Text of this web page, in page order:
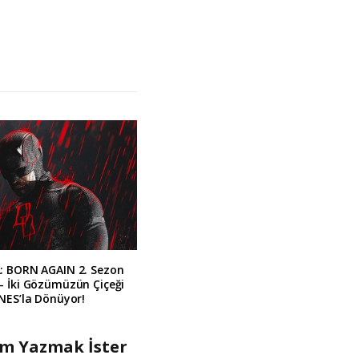
BORN AGAIN 2. Sezon
İki Gözümüzün Çiçeği
Dönüyor!
Yazmak İster